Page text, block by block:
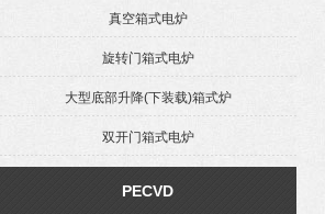
真空箱式电炉
旋转门箱式电炉
大型底部升降(下装载)箱式炉
双开门箱式电炉
PECVD